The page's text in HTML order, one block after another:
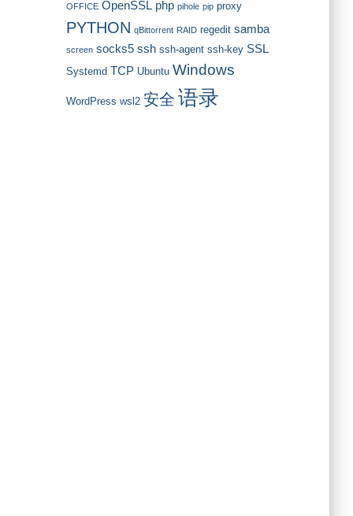
OFFICE OpenSSL php pihole pip proxy
PYTHON qBittorrent RAID regedit samba
screen socks5 ssh ssh-agent ssh-key SSL
Systemd TCP Ubuntu Windows
WordPress wsl2 安全 语录